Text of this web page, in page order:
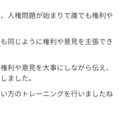
人権問題が始まりで誰でも権利や
同じように権利や意見を主張でき
利や意見を大事にしながら伝え、
ました。
方のトレーニングを行いましたね